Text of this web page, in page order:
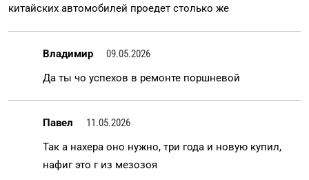
китайских автомобилей проедет столько же
Владимир
09.05.2026
Да ты чо успехов в ремонте поршневой
Павел
11.05.2026
Так а нахера оно нужно, три года и новую купил,
нафиг это г из мезозоя